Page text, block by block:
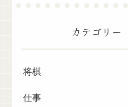
カテゴリー
将棋
仕事